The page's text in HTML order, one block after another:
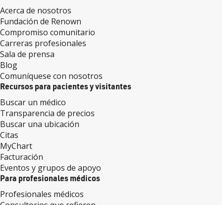
Acerca de nosotros
Fundación de Renown
Compromiso comunitario
Carreras profesionales
Sala de prensa
Blog
Comuníquese con nosotros
Recursos para pacientes y visitantes
Buscar un médico
Transparencia de precios
Buscar una ubicación
Citas
MyChart
Facturación
Eventos y grupos de apoyo
Para profesionales médicos
Profesionales médicos